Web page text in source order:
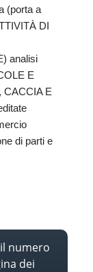
(porta a
DI
analisi
E
CACCIA E
di parti e
numero
dei